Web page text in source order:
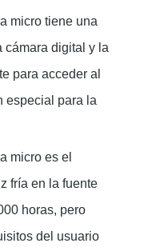
micro tiene una
cámara digital y la
para acceder al
especial para la
micro es el
fría en la fuente
horas, pero
del usuario